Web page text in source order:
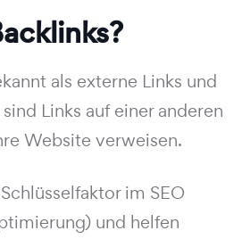
als externe Links und
Links auf einer anderen
Website verweisen.
im SEO
und helfen